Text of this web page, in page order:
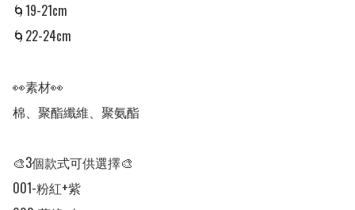
🌀19-21cm
🌀22-24cm
👀素材👀
棉、聚酯纖維、聚氨酯
🎨3個款式可供選擇🎨
001-粉紅+紫